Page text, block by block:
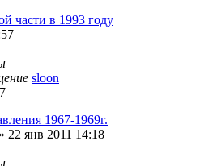
части в 1993 году
sloon
1967-1969г.
» 22 янв 2011 14:18